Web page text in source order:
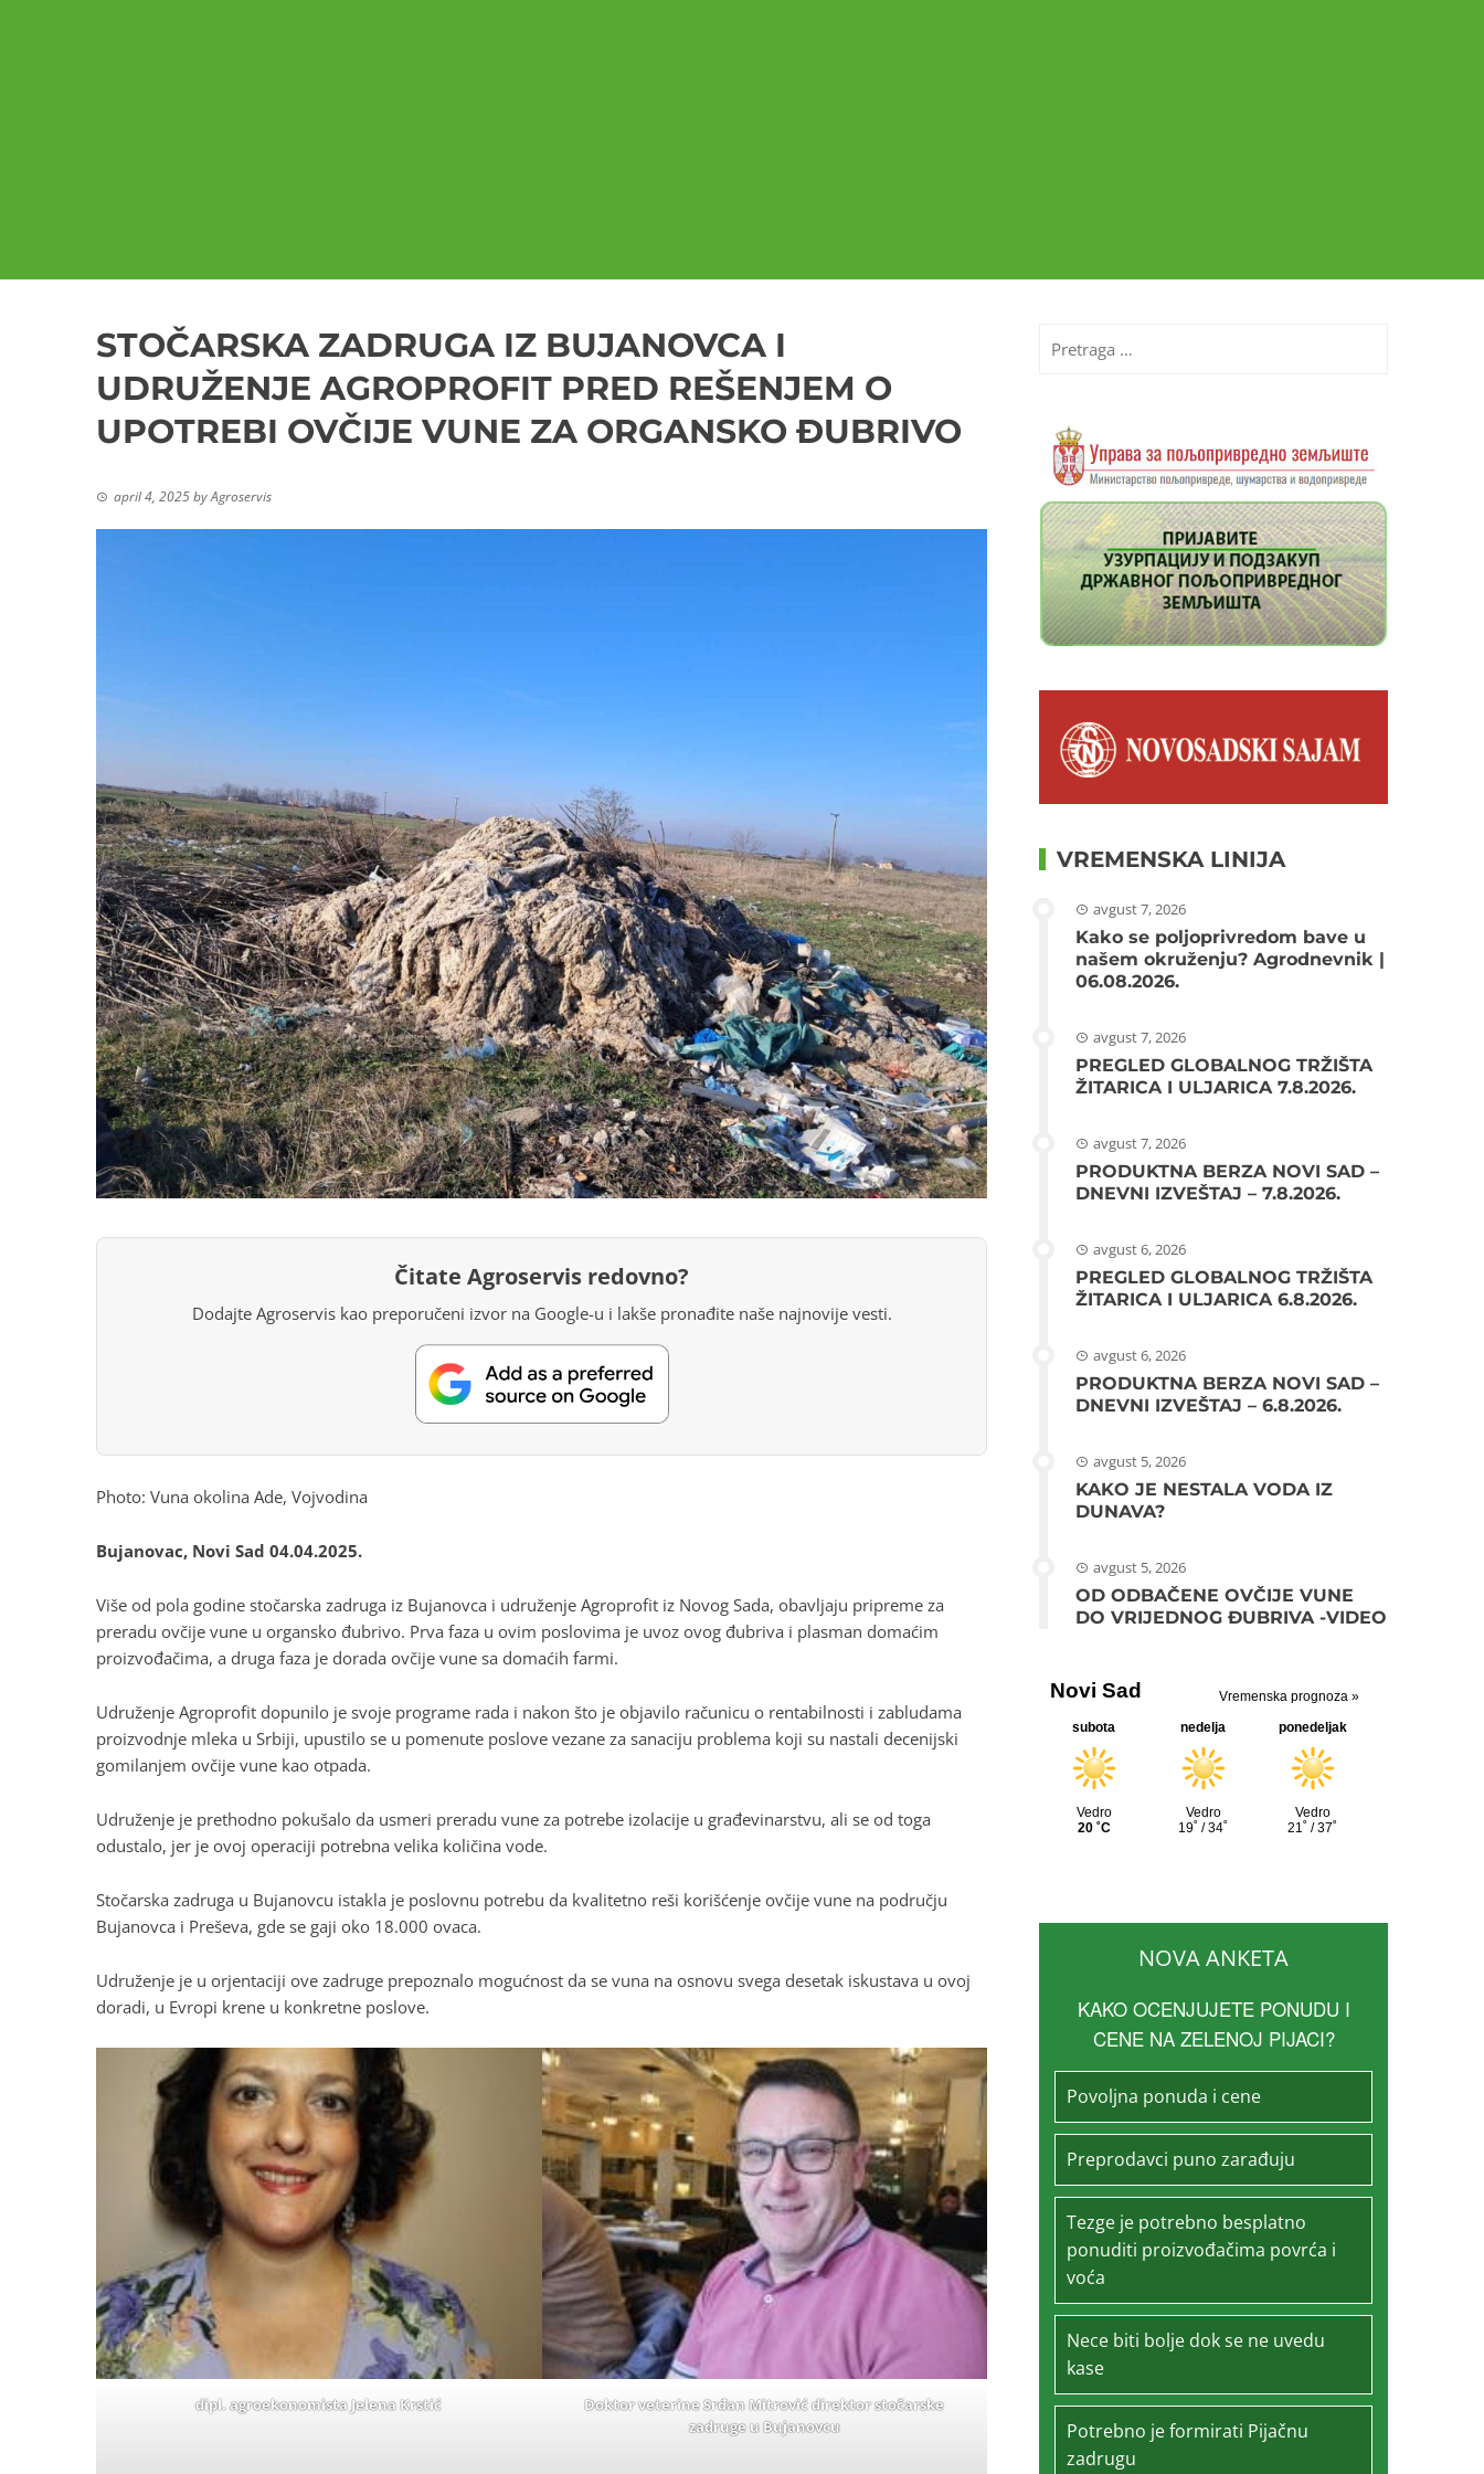
STOČARSKA ZADRUGA IZ BUJANOVCA I
UDRUŽENJE AGROPROFIT PRED REŠENJEM O
UPOTREBI OVČIJE VUNE ZA ORGANSKO ĐUBRIVO
april 4, 2025byAgroservis
Čitate Agroservis redovno?
Dodajte Agroservis kao preporučeni izvor na Google-u i lakše pronađite naše najnovije vesti.
Photo: Vuna okolina Ade, Vojvodina
Bujanovac, Novi Sad 04.04.2025.
Više od pola godine stočarska zadruga iz Bujanovca i udruženje Agroprofit iz Novog Sada, obavljaju pripreme za
preradu ovčije vune u organsko đubrivo. Prva faza u ovim poslovima je uvoz ovog đubriva i plasman domaćim
proizvođačima, a druga faza je dorada ovčije vune sa domaćih farmi.
Udruženje Agroprofit dopunilo je svoje programe rada i nakon što je objavilo računicu o rentabilnosti i zabludama
proizvodnje mleka u Srbiji, upustilo se u pomenute poslove vezane za sanaciju problema koji su nastali decenijski
gomilanjem ovčije vune kao otpada.
Udruženje je prethodno pokušalo da usmeri preradu vune za potrebe izolacije u građevinarstvu, ali se od toga
odustalo, jer je ovoj operaciji potrebna velika količina vode.
Stočarska zadruga u Bujanovcu istakla je poslovnu potrebu da kvalitetno reši korišćenje ovčije vune na području
Bujanovca i Preševa, gde se gaji oko 18.000 ovaca.
Udruženje je u orjentaciji ove zadruge prepoznalo mogućnost da se vuna na osnovu svega desetak iskustava u ovoj
doradi, u Evropi krene u konkretne poslove.
dipl. agroekonomista Jelena Krstić
Doktor veterine Srđan Mitrović direktor stočarske
zadruge u Bujanovcu
za:
VREMENSKA LINIJA
avgust 7, 2026
Kako se poljoprivredom bave u
našem okruženju? Agrodnevnik |
06.08.2026.
avgust 7, 2026
PREGLED GLOBALNOG TRŽIŠTA
ŽITARICA I ULJARICA 7.8.2026.
avgust 7, 2026
PRODUKTNA BERZA NOVI SAD –
DNEVNI IZVEŠTAJ – 7.8.2026.
avgust 6, 2026
PREGLED GLOBALNOG TRŽIŠTA
ŽITARICA I ULJARICA 6.8.2026.
avgust 6, 2026
PRODUKTNA BERZA NOVI SAD –
DNEVNI IZVEŠTAJ – 6.8.2026.
avgust 5, 2026
KAKO JE NESTALA VODA IZ
DUNAVA?
avgust 5, 2026
OD ODBAČENE OVČIJE VUNE
DO VRIJEDNOG ĐUBRIVA -VIDEO
NOVA ANKETA
KAKO OCENJUJETE PONUDU I
CENE NA ZELENOJ PIJACI?
Povoljna ponuda i cene
Preprodavci puno zarađuju
Tezge je potrebno besplatno
ponuditi proizvođačima povrća i
voća
Nece biti bolje dok se ne uvedu
kase
Potrebno je formirati Pijačnu
zadrugu